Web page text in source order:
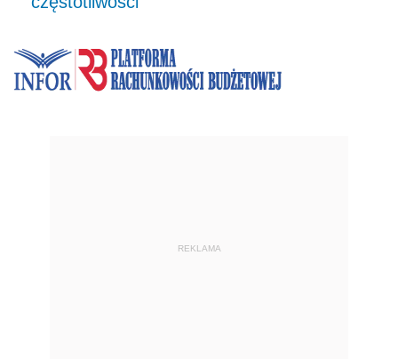
REKLAMA